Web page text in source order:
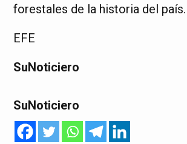
forestales de la historia del país.
EFE
SuNoticiero
SuNoticiero